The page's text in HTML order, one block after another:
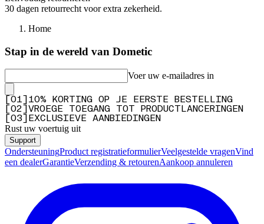
30 dagen retourrecht voor extra zekerheid.
Home
Stap in de wereld van Dometic
Voer uw e-mailadres in
01
10% KORTING OP JE EERSTE BESTELLING
02
VROEGE TOEGANG TOT PRODUCTLANCERINGEN
03 EXCLUSIEVE AANBIEDINGEN
Rust uw voertuig uit
Support
OndersteuningProduct registratieformulierVeelgestelde vragenVind
een dealerGarantieVerzending & retourenAankoop annuleren